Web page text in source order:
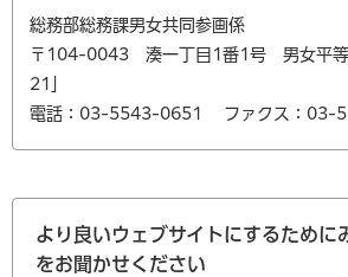
総務部総務課男女共同参画係
〒104-0043 湊一丁目1番1号 男女平等
21」
電話：03-5543-0651
ファクス：03-
より良いウェブサイトにするために
をお聞かせください